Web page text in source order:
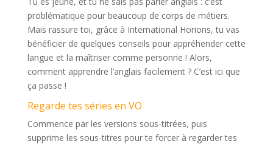
problématique pour beaucoup de corps de métiers.
Mais rassure toi, grâce à International Horions, tu vas
bénéficier de quelques conseils pour appréhender cette
langue et la maîtriser comme personne ! Alors,
comment apprendre l’anglais facilement ? C’est ici que
ça passe !
Regarde tes séries en VO
Commence par les versions sous-titrées, puis
supprime les sous-titres pour te forcer à regarder tes